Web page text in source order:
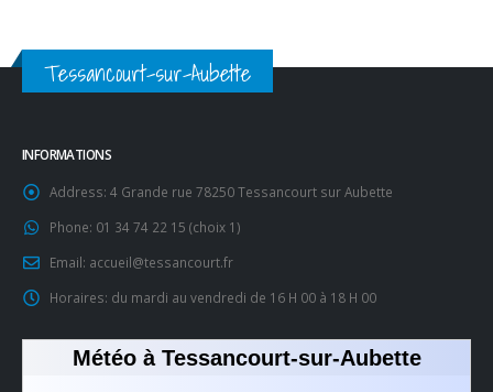
Tessancourt-sur-Aubette
INFORMATIONS
Address: 4 Grande rue 78250 Tessancourt sur Aubette
Phone: 01 34 74 22 15 (choix 1)
Email: accueil@tessancourt.fr
Horaires: du mardi au vendredi de 16 H 00 à 18 H 00
Météo à Tessancourt-sur-Aubette